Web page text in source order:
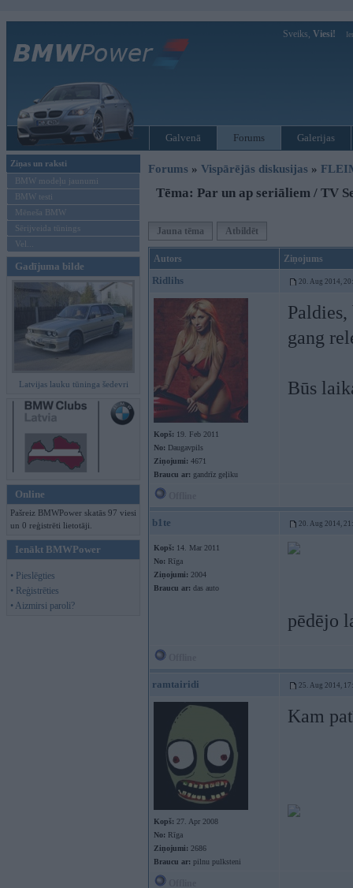
Sveiks, Viesi!
Galvenā Forums Galerijas
Ziņas un raksti
BMW modeļu jaunumi
BMW testi
Mēneša BMW
Sērijveida tūnings
Vel...
Gadījuma bilde
Latvijas lauku tūninga šedevri
Online
Pašreiz BMWPower skatās 97 viesi
un 0 reģistrēti lietotāji.
Ienākt BMWPower
• Pieslēgties
• Reģistrēties
• Aizmirsi paroli?
Forums » Vispārējās diskusijas »
Tēma: Par un ap seriāliem / TV
Jauna tēma Atbildēt
Autors Ziņojums
Ridlihs 20. Aug 2014,
Kopš: 19. Feb 2011
No: Daugavpils
Ziņojumi: 4671
Braucu ar: gandrīz geļiku
gang
Būs
b1te 20. Aug 2014,
Kopš: 14. Mar 2011
No: Rīga
Ziņojumi: 2004
Braucu ar: das auto
pēdējo
ramtairidi 25. Aug 2014,
Kopš: 27. Apr 2008
No: Rīga
Ziņojumi: 2686
Braucu ar: pilnu pulksteni
Kam